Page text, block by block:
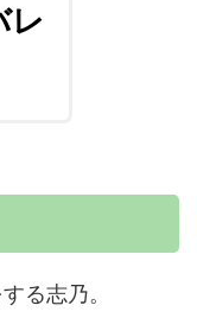
レ
る志乃。